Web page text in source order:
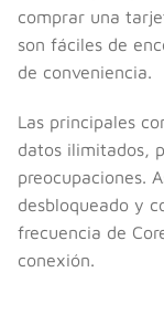
comprar una
son fáciles de
de conveniencia.
Las principales
datos ilimitados,
preocupaciones.
desbloqueado y
frecuencia de
conexión.